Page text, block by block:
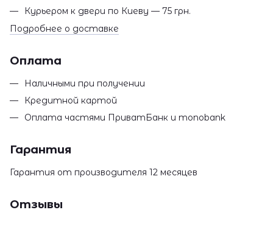
Курьером к двери по Киеву — 75 грн.
Подробнее о доставке
Оплата
Наличными при получении
Кредитной картой
Оплата частями ПриватБанк и monobank
Гарантия
Гарантия от производителя 12 месяцев
Отзывы